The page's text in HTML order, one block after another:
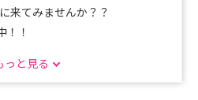
来てみませんか？？
！！
っと見る